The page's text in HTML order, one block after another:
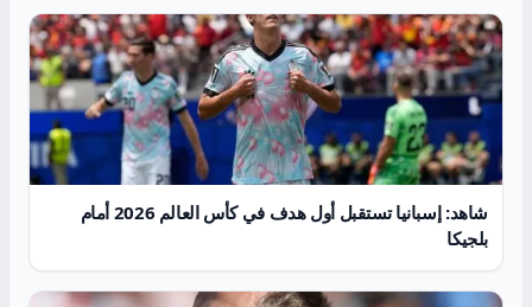
شاهد: إسبانيا تستقبل أول هدف في كأس العالم 2026 أمام
بلجيكا